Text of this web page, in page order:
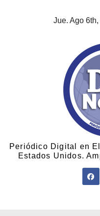
Jue. Ago
Periódico Digital en
Estados Unidos.